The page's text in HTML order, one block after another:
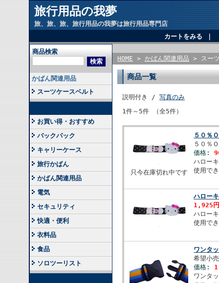
旅行用品の我夢
旅、旅、旅、旅行用品の我夢は旅行用品専門店
カートをみる
商品検索
かばん関連用品
スーツケースベルト
お買い得・おすすめ
バックパック
キャリーケース
旅行かばん
かばん関連用品
電気
セキュリティ
快適・便利
衣料品
食品
ソロツーリスト
HOME > かばん関連用品 > スー
商品一覧
説明付き / 写真のみ
1件～5件 （全5件）
只今在庫切れ中です
５０％
５０％
価格:
ハロー
使用で
ハロー
1,925
ハロー
使用で
ワンタ
希望小
価格:
ワンタ